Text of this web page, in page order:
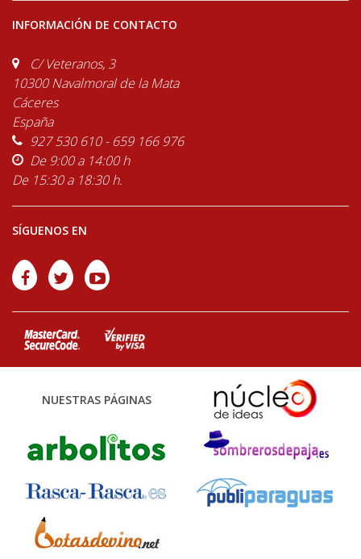
INFORMACIÓN DE CONTACTO
C/ Veteranos, 3
10300 Navalmoral de la Mata
Cáceres
España
927 530 610 - 659 166 976
De 9:00 a 14:00 h
De 15:30 a 18:30 h.
SÍGUENOS EN
NUESTRAS PÁGINAS